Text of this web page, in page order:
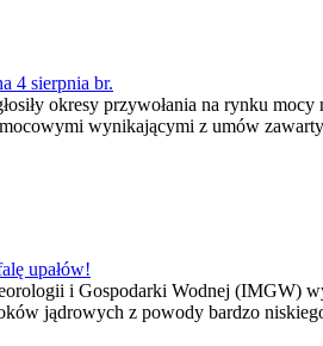
4 sierpnia br.
okresy przywołania na rynku
wynikającymi z umów
upałów!
i Gospodarki Wodnej (IMGW)
jądrowych z powody bardzo